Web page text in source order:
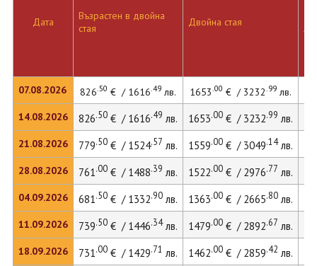
Дата
07.08.2026
14.08.2026
21.08.2026
28.08.2026
04.09.2026
11.09.2026
18.09.2026
Възрастен в двойна
стая
Двойна стая
826.50 € / 1616.49лв. 1653.00 € / 3232.99лв.
826.50€ / 1616.49 лв. 1653.00€ / 3232.99 лв.
779.50€ / 1524.57 лв. 1559.00€ / 3049.14лв.
761.00€ / 1488.39 лв. 1522.00€ / 2976.77 лв.
681.50€ / 1332.90лв. 1363.00€ / 2665.80лв.
739.50€ / 1446.34лв. 1479.00€ / 2892.67 лв.
731.00€ / 1429.71 лв. 1462.00€ / 2859.42 лв.